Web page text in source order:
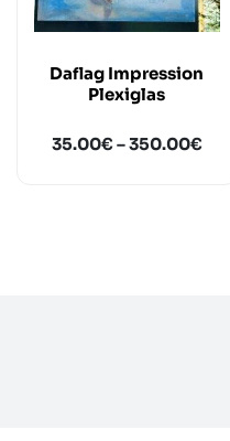
Daflag Impression
Plexiglas
35.00€ –350.00€